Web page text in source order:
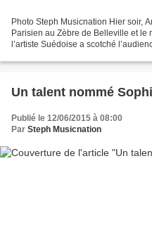
Photo Steph Musicnation Hier soir,
Parisien au Zèbre de Belleville et le
l’artiste Suédoise a scotché
Un talent nommé
Publié le 12/06/2015 à 08:00
Par Steph Musicnation